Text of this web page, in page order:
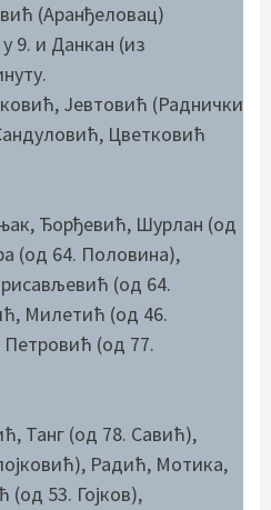
(Аранђеловац)
9. и Данкан (из
Јевтовић (Раднички
Цветковић
Ђорђевић, Шурлан (од
(од 64. Половина),
(од 64.
Милетић (од 46.
(од 77.
Танг (од 78. Савић),
Радић, Мотика,
(од 53. Гојков),